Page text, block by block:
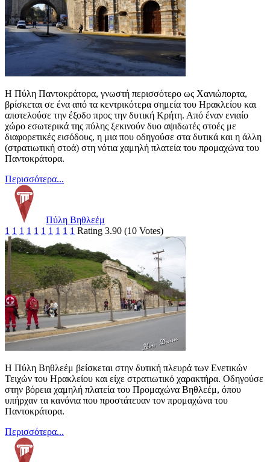
Η Πύλη Παντοκράτορα, γνωστή περισσότερο ως Χανιώπορτα,
βρίσκεται σε ένα από τα κεντρικότερα σημεία του Ηρακλείου και
αποτελούσε την έξοδο προς την δυτική Κρήτη. Από έναν ενιαίο
χώρο εσωτερικά της πύλης ξεκινούν δυο αψιδωτές στοές με
διαφορετικές εισόδους, η μια που οδηγούσε στα δυτικά και η άλλη
(στρατιωτική στοά) στη νότια χαμηλή πλατεία του προμαχώνα του
Παντοκράτορα.
Περισσότερα...
Πύλη Βηθλεέμ
1 1 1 1 1 1 1 1 1 1 Rating 3.90 (10 Votes)
Η Πύλη Βηθλεέμ βείσκεται στην δυτική πλευρά των Ενετικών
Τειχών του Ηρακλείου και είχε στρατιωτικό χαρακτήρα. Οδηγούσε
στην βόρεια χαμηλή πλατεία του Προμαχώνα Βηθλεέμ, όπου
υπήρχαν τα κανόνια που προστάτευαν τον προμαχώνα του
Παντοκράτορα.
Περισσότερα...